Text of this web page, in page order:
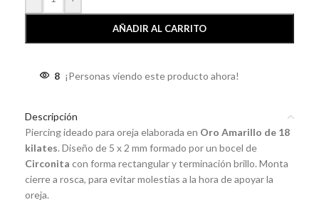
AÑADIR AL CARRITO
8 ¡Personas viendo este producto ahora!
Descripción
Piercing ideado para oreja elaborada en Oro Amarillo de 18
kilates. Diseño de 5 x 2 mm formado por un bocel de
Circonita con forma rectangular y terminación brillo. Monta
cierre a rosca, para evitar molestias a la hora de apoyar la
oreja.